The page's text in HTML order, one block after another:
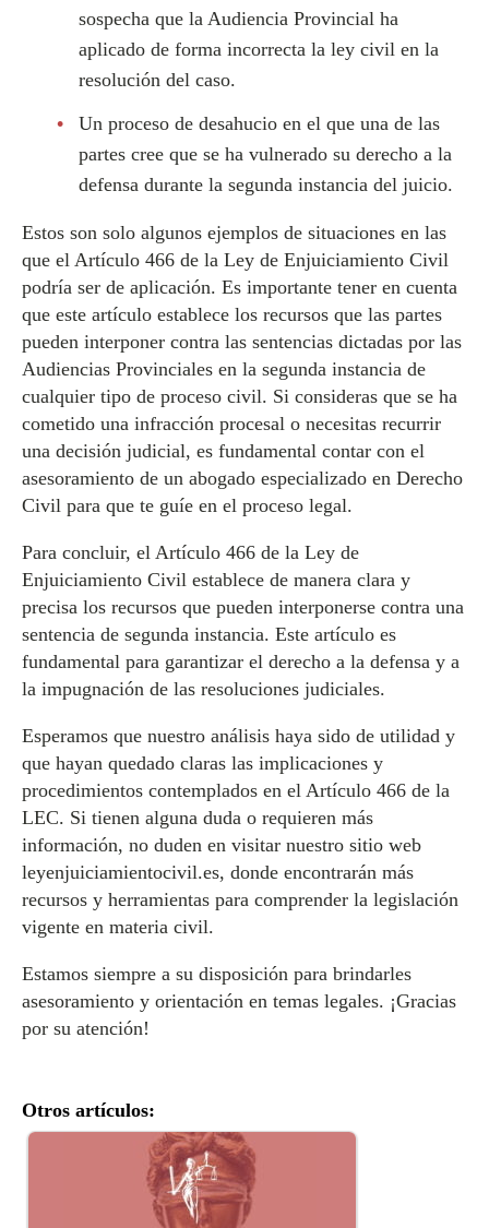
sospecha que la Audiencia Provincial ha
aplicado de forma incorrecta la ley civil en la
resolución del caso.
Un proceso de desahucio en el que una de las
partes cree que se ha vulnerado su derecho a la
defensa durante la segunda instancia del juicio.
Estos son solo algunos ejemplos de situaciones en las
que el Artículo 466 de la Ley de Enjuiciamiento Civil
podría ser de aplicación. Es importante tener en cuenta
que este artículo establece los recursos que las partes
pueden interponer contra las sentencias dictadas por las
Audiencias Provinciales en la segunda instancia de
cualquier tipo de proceso civil. Si consideras que se ha
cometido una infracción procesal o necesitas recurrir
una decisión judicial, es fundamental contar con el
asesoramiento de un abogado especializado en Derecho
Civil para que te guíe en el proceso legal.
Para concluir, el Artículo 466 de la Ley de
Enjuiciamiento Civil establece de manera clara y
precisa los recursos que pueden interponerse contra una
sentencia de segunda instancia. Este artículo es
fundamental para garantizar el derecho a la defensa y a
la impugnación de las resoluciones judiciales.
Esperamos que nuestro análisis haya sido de utilidad y
que hayan quedado claras las implicaciones y
procedimientos contemplados en el Artículo 466 de la
LEC. Si tienen alguna duda o requieren más
información, no duden en visitar nuestro sitio web
leyenjuiciamientocivil.es, donde encontrarán más
recursos y herramientas para comprender la legislación
vigente en materia civil.
Estamos siempre a su disposición para brindarles
asesoramiento y orientación en temas legales. ¡Gracias
por su atención!
Otros artículos: